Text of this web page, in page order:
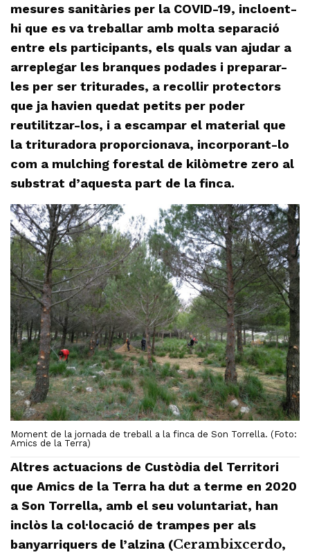
mesures sanitàries per la COVID-19, incloent-
hi que es va treballar amb molta separació
entre els participants, els quals van ajudar a
arreplegar les branques podades i preparar-
les per ser triturades, a recollir protectors
que ja havien quedat petits per poder
reutilitzar-los, i a escampar el material que
la trituradora proporcionava, incorporant-lo
com a mulching forestal de kilòmetre zero al
substrat d’aquesta part de la finca.
Moment de la jornada de treball a la finca de Son Torrella. (Foto:
Amics de la Terra)
Altres actuacions de Custòdia del Territori
que Amics de la Terra ha dut a terme en 2020
a Son Torrella, amb el seu voluntariat, han
inclòs la col·locació de trampes per als
banyarriquers de l’alzina (Cerambixcerdo,